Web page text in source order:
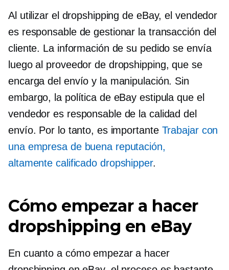
Al utilizar el dropshipping de eBay, el vendedor
es responsable de gestionar la transacción del
cliente. La información de su pedido se envía
luego al proveedor de dropshipping, que se
encarga del envío y la manipulación. Sin
embargo, la política de eBay estipula que el
vendedor es responsable de la calidad del
envío. Por lo tanto, es importante Trabajar con
una empresa de buena reputación,
altamente calificado dropshipper.
Cómo empezar a hacer
dropshipping en eBay
En cuanto a cómo empezar a hacer